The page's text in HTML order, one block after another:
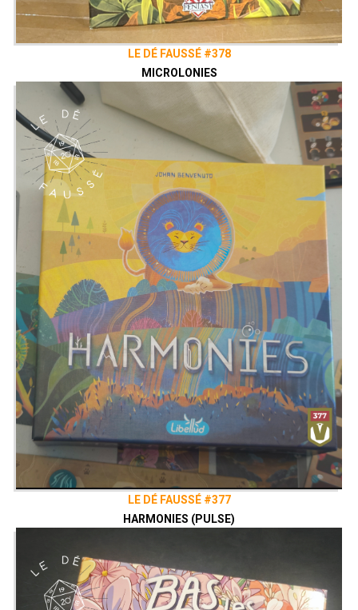
LE DÉ FAUSSÉ #378
MICROLONIES
LE DÉ FAUSSÉ #377
HARMONIES (PULSE)